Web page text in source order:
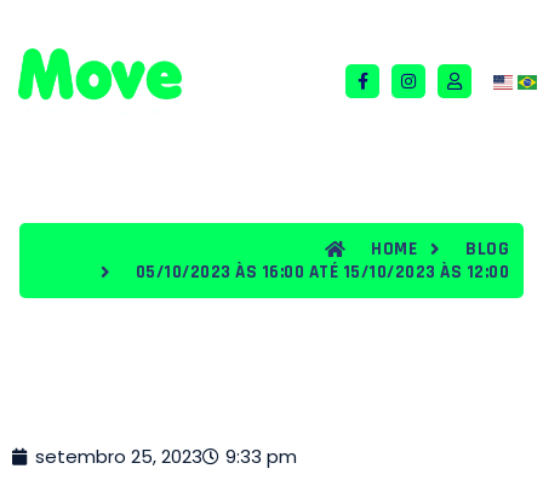
HOME
BLOG
05/10/2023 ÀS 16:00 ATÉ 15/10/2023 ÀS 12:00
setembro 25, 2023 9:33 pm